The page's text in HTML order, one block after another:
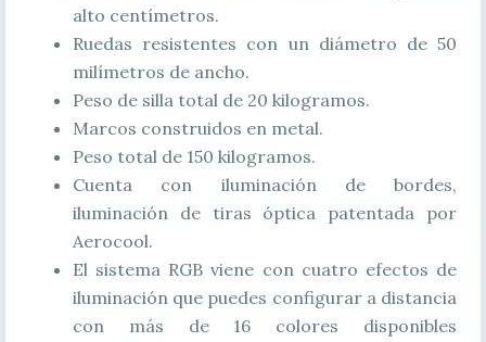
alto centímetros.
Ruedas resistentes con un diámetro de 50
milímetros de ancho.
Peso de silla total de 20 kilogramos.
Marcos construidos en metal.
Peso total de 150 kilogramos.
Cuenta con iluminación de bordes,
iluminación de tiras óptica patentada por
Aerocool.
El sistema RGB viene con cuatro efectos de
iluminación que puedes configurar a distancia
con más de 16 colores disponibles